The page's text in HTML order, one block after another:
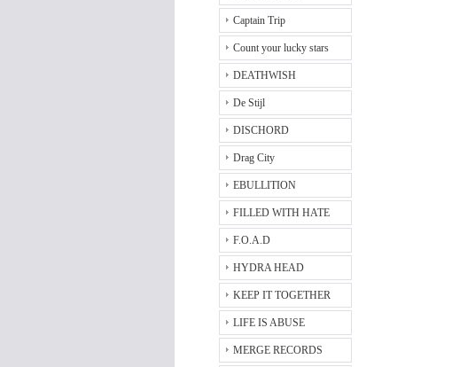
Captain Trip
Count your lucky stars
DEATHWISH
De Stijl
DISCHORD
Drag City
EBULLITION
FILLED WITH HATE
F.O.A.D
HYDRA HEAD
KEEP IT TOGETHER
LIFE IS ABUSE
MERGE RECORDS